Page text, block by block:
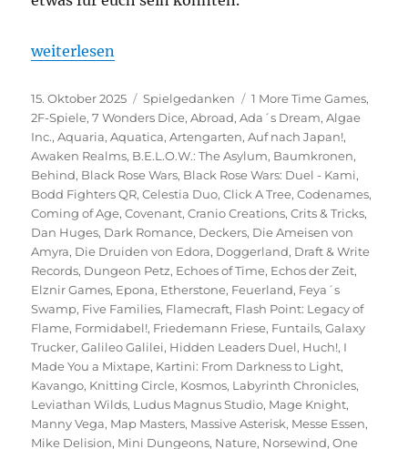
„Spiel 2025 – Eine Vorschau auf die
weiterlesen
Veröffentlicht
am
15. Oktober 2025 Kategorien
Spielgedanken Schlagwörter
1 More Time Games,
2F-Spiele,7 Wonders Dice,Abroad,Ada´s Dream,Algae
Inc.,Aquaria,Aquatica,Artengarten,Auf nach Japan!,
Awaken Realms, B.E.L.O.W.: The Asylum, Baumkronen,
Behind, Black Rose Wars, Black Rose Wars: Duel - Kami,
Bodd Fighters QR,Celestia Duo,Click A Tree,Codenames,
Coming of Age,Covenant,Cranio Creations,Crits & Tricks,
Dan Huges, Dark Romance, Deckers, Die Ameisen von
Amyra, Die Druiden von Edora, Doggerland, Draft & Write
Records, Dungeon Petz, Echoes of Time, Echos der Zeit,
Elznir Games, Epona, Etherstone, Feuerland, Feya´s
Swamp, Five Families, Flamecraft, Flash Point: Legacy of
Flame, Formidabel!, Friedemann Friese, Funtails,Galaxy
Trucker,Galileo Galilei, Hidden Leaders Duel, Huch!, I
Made You a Mixtape, Kartini: From Darkness to Light,
Kavango, Knitting Circle, Kosmos, Labyrinth Chronicles,
Leviathan Wilds, Ludus Magnus Studio, Mage Knight,
Manny Vega, Map Masters, Massive Asterisk, Messe Essen,
Mike Delision, Mini Dungeons, Nature, Norsewind,One